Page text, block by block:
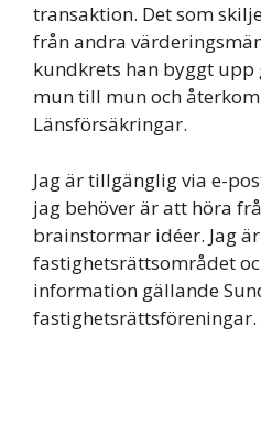
transaktion. Det som
från andra
kundkrets han byggt upp
mun till mun och
Länsförsäkringar.
Jag är tillgänglig via e-
jag behöver är att höra
brainstormar idéer. Jag
fastighetsrättsområdet
information gällande
fastighetsrättsföreningar.